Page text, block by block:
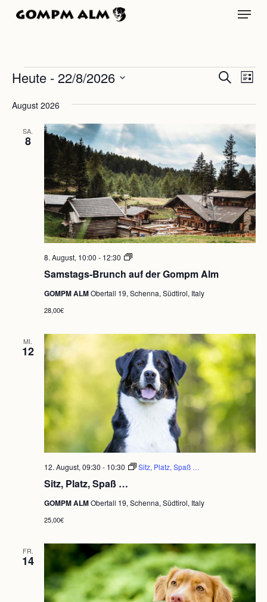
Skip
Menu
Veranstaltungen
Suche
und
Suche
Liste
Heute - 22/8/2026
wählen.
August 2026
SA.
8
Samstags-Brunch auf der Gompm Alm
8. August, 10:00 - 12:30
Samstags-
auf
Gompm
GOMPM ALMObertall 19, Schenna, Südtirol, Italy
28,00€
MI.
12
Sitz, Platz, Spaß …
12. August, 09:30 - 10:30 Sitz, Platz, Spaß …
GOMPM ALMObertall 19, Schenna, Südtirol, Italy
25,00€
FR.
14